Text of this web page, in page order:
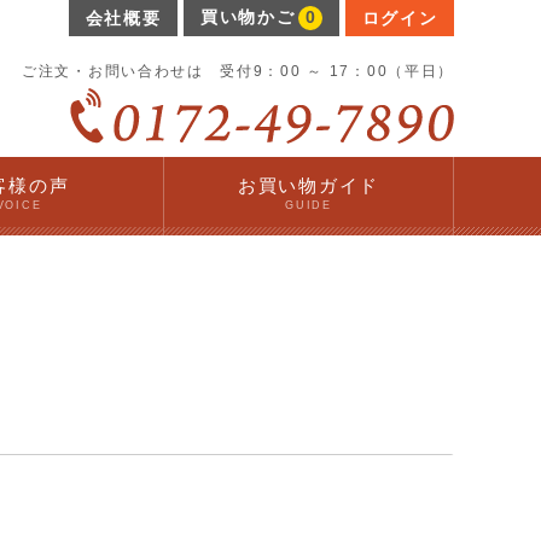
会社概要 買い物かご 0 ログイン
ご注文・お問い合わせは 受付9：00 ～ 17：00（平日）
様の声 お買い物ガイド
GUIDE